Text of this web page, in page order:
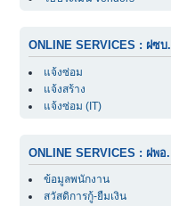
ONLINE SERVICES : ฝซบ.
แจ้งซ่อม
แจ้งสร้าง
แจ้งซ่อม (IT)
ONLINE SERVICES : ฝพอ.
ข้อมูลพนักงาน
สวัสดิการกู้-ยืมเงิน